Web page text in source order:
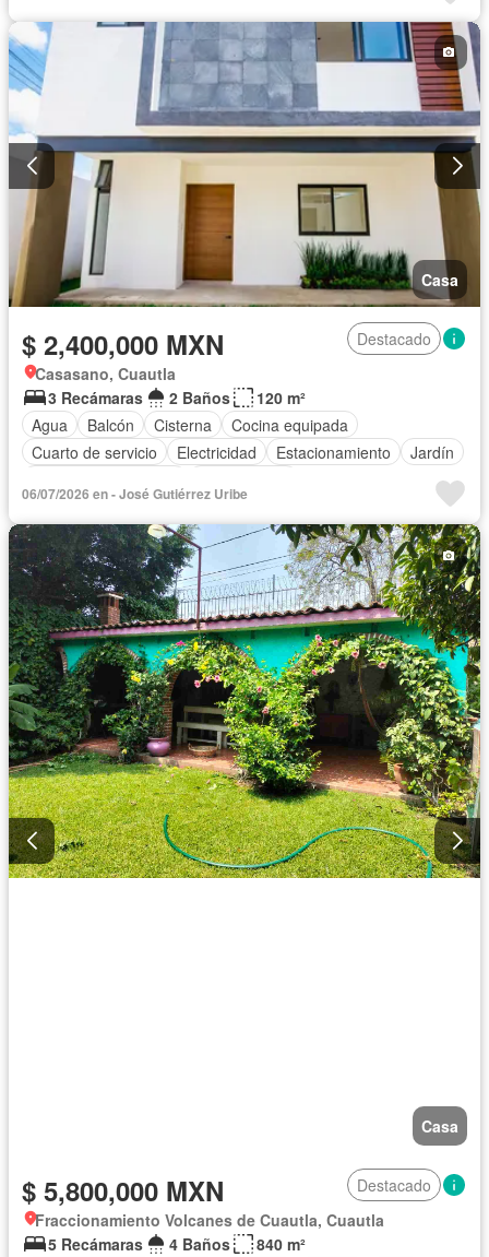
Casa
$ 2,400,000 MXN
Destacado
Casasano, Cuautla
3 Recámaras
2 Baños
120 m²
Agua
Balcón Cisterna
Cocina equipada
Cuarto de servicio
Electricidad Estacionamiento
Jardín
06/07/2026 en - José Gutiérrez Uribe
Casa
$ 5,800,000 MXN
Destacado
Fraccionamiento Volcanes de Cuautla, Cuautla
5 Recámaras
4 Baños
840 m²